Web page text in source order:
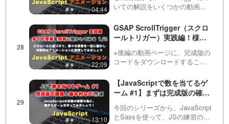
04:44
リガー）の機能や実例を紹
いての解説をいくつかの動画に
の動画では、実例や公式サイト
のコンテンツなどの紹介をして
います。JavaScript（JS）を基
礎…
22:09
GSAP ScrollTrigger（スクロ
ールトリガー）実践編！様々
り印象的なアニメーションを
作る。第１回目（全２回）
※後編の動画ページに、完成版の
コードをダウンロードすること
す！GSAPやScrollTriggerの動画
をこれまで配信していますが、
今回は多くの機能を取り入れ
て、より実践…
13:10
【JavaScriptで数を当てるゲ
ーム #1】まずは完成版の確認
今回のシリーズから、JavaScript
とSassを使って、JSの練習のた